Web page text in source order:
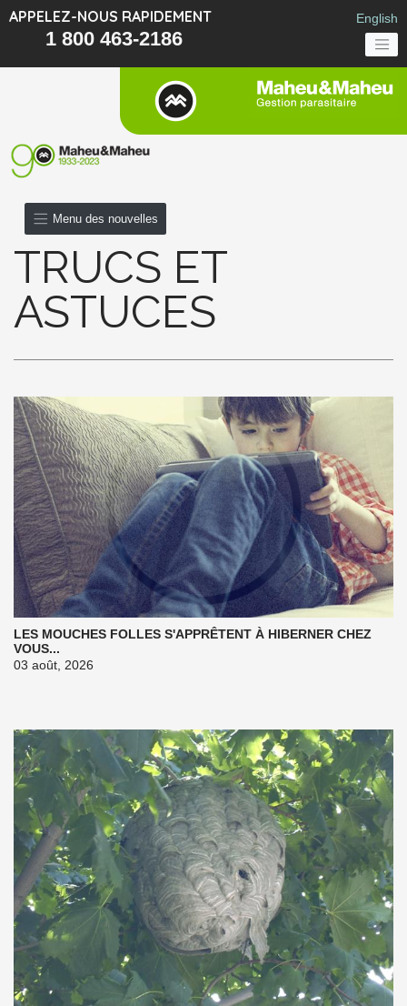
APPELEZ-NOUS RAPIDEMENT
1 800 463-2186
English
TRUCS ET
ASTUCES
Menu des nouvelles
LES MOUCHES FOLLES S'APPRÊTENT À HIBERNER CHEZ
VOUS...
03 août, 2026